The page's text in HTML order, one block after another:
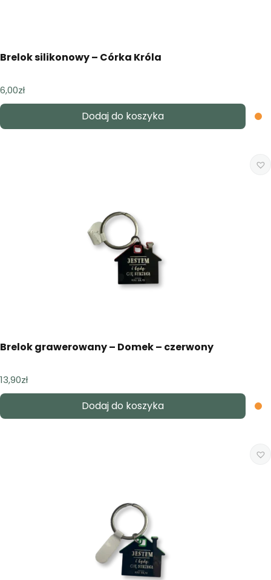
Brelok silikonowy – Córka Króla
6,00zł
Dodaj do koszyka
Brelok grawerowany – Domek – czerwony
13,90zł
Dodaj do koszyka